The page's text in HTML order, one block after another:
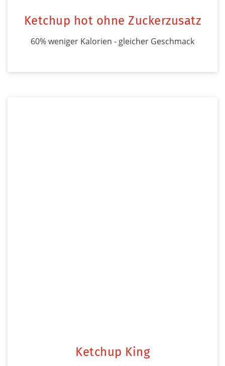
Ketchup hot ohne Zuckerzusatz
60% weniger Kalorien - gleicher Geschmack
Ketchup King